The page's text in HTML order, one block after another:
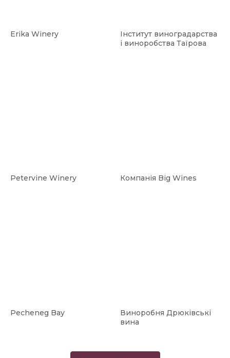
Erika Winery
Інститут виноградарства
і виноробства Таїрова
Petervine Winery Компанія Big Wines
Pecheneg Bay
Виноробня Дрюківські
вина